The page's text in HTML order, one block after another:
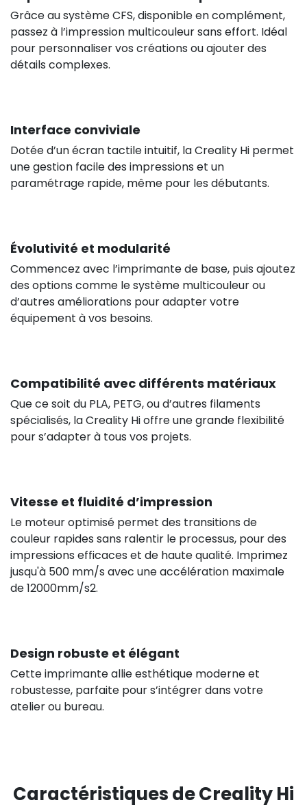
Grâce au système CFS, disponible en complément,
passez à l’impression multicouleur sans effort. Idéal
pour personnaliser vos créations ou ajouter des
détails complexes.
Interface conviviale
Dotée d’un écran tactile intuitif, la Creality Hi permet
une gestion facile des impressions et un
paramétrage rapide, même pour les débutants.
Évolutivité et modularité
Commencez avec l’imprimante de base, puis ajoutez
des options comme le système multicouleur ou
d’autres améliorations pour adapter votre
équipement à vos besoins.
Compatibilité avec différents matériaux
Que ce soit du PLA, PETG, ou d’autres filaments
spécialisés, la Creality Hi offre une grande flexibilité
pour s’adapter à tous vos projets.
Vitesse et fluidité d’impression
Le moteur optimisé permet des transitions de
couleur rapides sans ralentir le processus, pour des
impressions efficaces et de haute qualité. Imprimez
jusqu'à 500 mm/s avec une accélération maximale
de 12000mm/s2.
Design robuste et élégant
Cette imprimante allie esthétique moderne et
robustesse, parfaite pour s’intégrer dans votre
atelier ou bureau.
Caractéristiques de Creality Hi